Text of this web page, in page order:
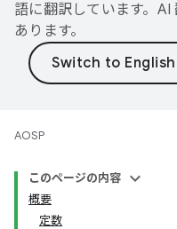
語に翻訳しています。
あります。
AOSP
このページの内容
概要
定数